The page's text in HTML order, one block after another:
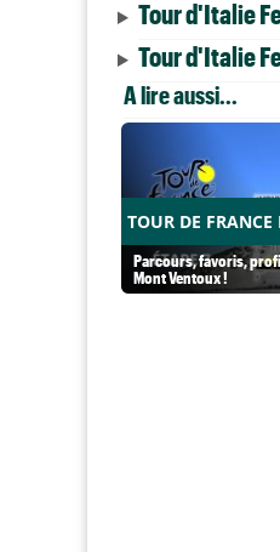
Tour d'Italie
Tour d'Italie
A lire aussi...
TOUR DE FRANCE
Parcours, favoris,
Mont Ventoux !